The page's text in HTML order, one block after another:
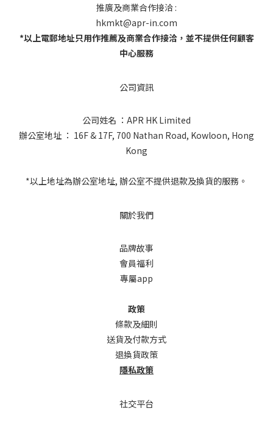
推廣及商業合作接洽 :
hkmkt@apr-in.com
*以上電郵地址只用作推薦及商業合作接洽，並不提供任何顧客
中心服務
公司資訊
公司姓名 ：APR HK Limited
辦公室地址 ： 16F & 17F, 700 Nathan Road, Kowloon, Hong
Kong
*以上地址為辦公室地址, 辦公室不提供退款及換貨的服務。
關於我們
品牌故事
會員福利
專屬app
政策
條款及細則
送貨及付款方式
退換貨政策
隱私政策
社交平台